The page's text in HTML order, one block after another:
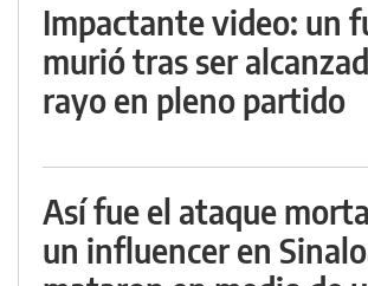
Impactante video: un
murió tras ser
rayo en pleno partido
Así fue el ataque
un influencer en